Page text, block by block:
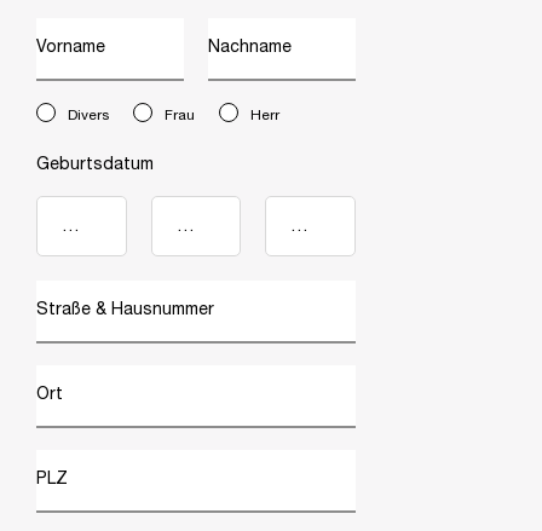
Vorname Nachname
newslettersignup.title.legend
Divers Frau Herr
Geburtsdatum
Straße & Hausnummer
Ort
PLZ